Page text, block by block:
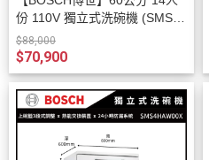
份 110V 獨立式洗碗機 (SMS8
ZCI00X)
$88,000
$70,900